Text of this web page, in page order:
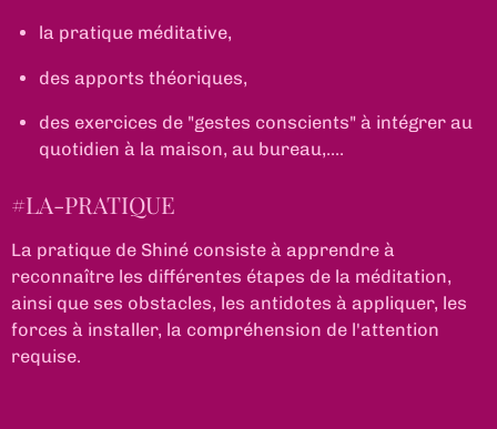
la pratique méditative,
des apports théoriques,
des exercices de "gestes conscients" à intégrer au
quotidien à la maison, au bureau,....
#LA-PRATIQUE
La pratique de Shiné consiste à apprendre à
reconnaître les différentes étapes de la méditation,
ainsi que ses obstacles, les antidotes à appliquer, les
forces à installer, la compréhension de l'attention
requise.